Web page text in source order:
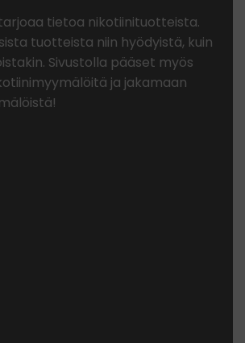
tietoa nikotiinituotteista.
tuotteista niin hyödyistä, kuin
Sivustolla pääset myös
ja jakamaan